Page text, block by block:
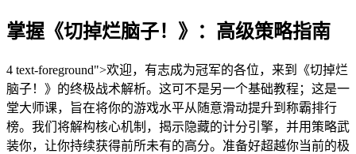
掌握《切掉烂脑子！》：高级策略指南
4 text-foreground">欢迎，有志成为冠军的各位，来到《切掉烂
脑子！》的终极战术解析。这可不是另一个基础教程；这是一
堂大师课，旨在将你的游戏水平从随意滑动提升到称霸排行
榜。我们将解构核心机制，揭示隐藏的计分引擎，并用策略武
装你，让你持续获得前所未有的高分。准备好超越你当前的极